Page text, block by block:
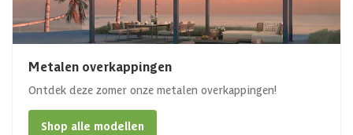
Metalen overkappingen
Ontdek deze zomer onze metalen overkappingen!
Shop alle modellen